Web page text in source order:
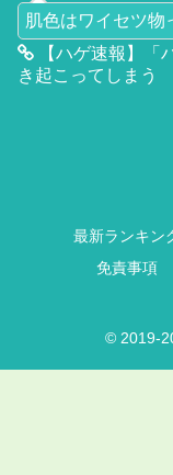
肌色はワイセツ物
【ハゲ速報】「
き起こってしまう
最新ランキン
免責事項
© 2019-